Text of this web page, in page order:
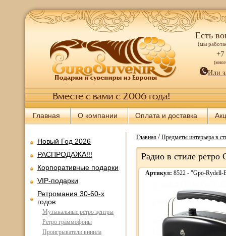
Есть
(мы
+7
Или
Главная О компании Оплата и доставка
Новый Год 2026
РАСПРОДАЖА!!!
Корпоративные подарки
VIP-подарки
Ретромания 30-60-х
годов
Музыкальные ретро центры
Ретро граммофоны
Проигрыватели винила
Главная/Предметы интерьера в
Радио в стиле ретро
Артикул: 8522 - "Gpo-Rydell-